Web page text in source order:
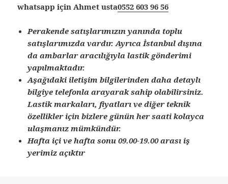
whatsapp için Ahmet usta0552 603 96 56
Perakende satışlarımızın yanında toplu
satışlarımızda vardır. Ayrıca İstanbul dışına
da ambarlar aracılığıyla lastik gönderimi
yapılmaktadır.
Aşağıdaki iletişim bilgilerinden daha detaylı
bilgiye telefonla arayarak sahip olabilirsiniz.
Lastik markaları, fiyatları ve diğer teknik
özellikler için bizlere günün her saati kolayca
ulaşmanız mümkündür.
Hafta içi ve hafta sonu 09.00-19.00 arası iş
yerimiz açıktır